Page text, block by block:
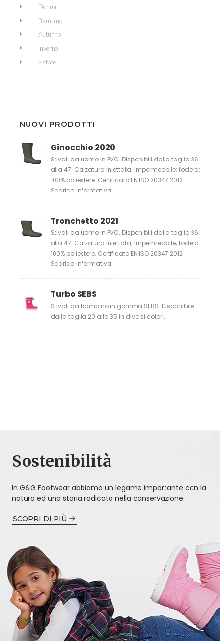
Donna
Bambino
Autunno
Inverno
Estate
NUOVI PRODOTTI
Ginocchio 2020
Stivali da uomo in PVC. Disponibili dalla taglia 36
alla 47. Calzatura iniettata; Impermeabile; fodera:
100% poliestere. Certificato EN ISO 20347:2012
Scarica informativa
Tronchetto 2021
Stivali da uomo in PVC. Disponibili dalla taglia 36
alla 47. Calzatura iniettata; Impermeabile; fodera:
100% poliestere. Certificato EN ISO 20347:2012
Scarica informativa
Turbo SEBS
Stivali da bambino in gomma SEBS. Disponibile
dalla taglia 20 alla 35 in diversi colori.
Sostenibilità
In G&G Footwear abbiamo un legame importante con la
natura ed una storia radicata nella conservazione.
SCOPRI DI PIÙ